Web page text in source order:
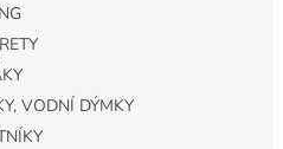
VODNÍ DÝMKY